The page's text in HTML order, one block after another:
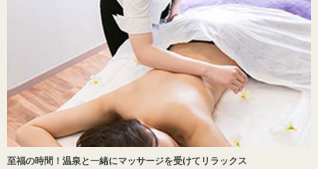
至福の時間！温泉と一緒にマッサージを受けてリラックス